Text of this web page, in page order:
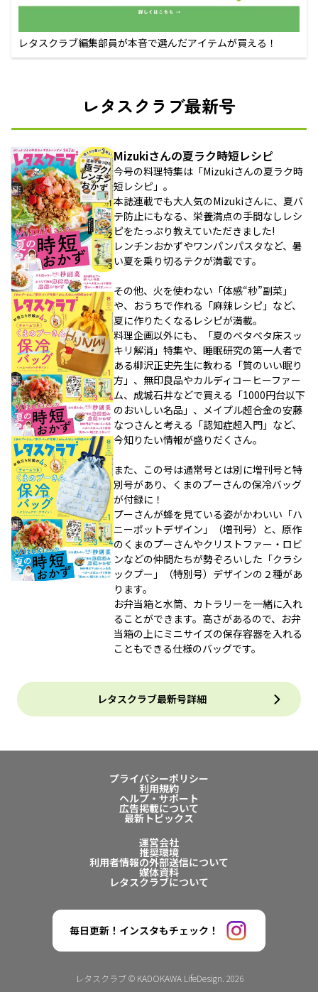
レタスクラブ編集部員が本音で選んだアイテムが買える！
レタスクラブ最新号
Mizukiさんの夏ラク時短レシピ
今号の料理特集は「Mizukiさんの夏ラク時
短レシピ」。
本誌連載でも大人気のMizukiさんに、夏バ
テ防止にもなる、栄養満点の手間なしレシ
ピをたっぷり教えていただきました!
レンチンおかずやワンパンパスタなど、暑
い夏を乗り切るテクが満載です。
その他、火を使わない「体感“秒”副菜」
や、おうちで作れる「麻辣レシピ」など、
夏に作りたくなるレシピが満載。
料理企画以外にも、「夏のベタベタ床スッ
キリ解消」特集や、睡眠研究の第一人者で
ある柳沢正史先生に教わる「質のいい眠り
方」、無印良品やカルディコーヒーファー
ム、成城石井などで買える「1000円台以下
のおいしい名品」、メイプル超合金の安藤
なつさんと考える「認知症超入門」など、
今知りたい情報が盛りだくさん。
また、この号は通常号とは別に増刊号と特
別号があり、くまのプーさんの保冷バッグ
が付録に！
プーさんが蜂を見ている姿がかわいい「ハ
ニーポットデザイン」（増刊号）と、原作
のくまのプーさんやクリストファー・ロビ
ンなどの仲間たちが勢ぞろいした「クラシ
ックプー」（特別号）デザインの２種があ
ります。
お弁当箱と水筒、カトラリーを一緒に入れ
ることができます。高さがあるので、お弁
当箱の上にミニサイズの保存容器を入れる
こともできる仕様のバッグです。
レタスクラブ最新号詳細
プライバシーポリシー
利用規約
ヘルプ・サポート
広告掲載について
最新トピックス
運営会社
推奨環境
利用者情報の外部送信について
媒体資料
レタスクラブについて
毎日更新！インスタもチェック！
レタスクラブ © KADOKAWA LifeDesign. 2026